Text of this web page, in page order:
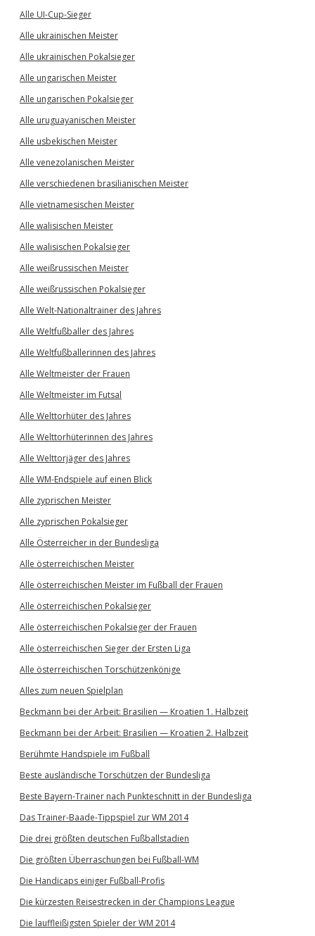
Alle UI-Cup-Sieger
Alle ukrainischen Meister
Alle ukrainischen Pokalsieger
Alle ungarischen Meister
Alle ungarischen Pokalsieger
Alle uruguayanischen Meister
Alle usbekischen Meister
Alle venezolanischen Meister
Alle verschiedenen brasilianischen Meister
Alle vietnamesischen Meister
Alle walisischen Meister
Alle walisischen Pokalsieger
Alle weißrussischen Meister
Alle weißrussischen Pokalsieger
Alle Welt-Nationaltrainer des Jahres
Alle Weltfußballer des Jahres
Alle Weltfußballerinnen des Jahres
Alle Weltmeister der Frauen
Alle Weltmeister im Futsal
Alle Welttorhüter des Jahres
Alle Welttorhüterinnen des Jahres
Alle Welttorjäger des Jahres
Alle WM-Endspiele auf einen Blick
Alle zyprischen Meister
Alle zyprischen Pokalsieger
Alle Österreicher in der Bundesliga
Alle österreichischen Meister
Alle österreichischen Meister im Fußball der Frauen
Alle österreichischen Pokalsieger
Alle österreichischen Pokalsieger der Frauen
Alle österreichischen Sieger der Ersten Liga
Alle österreichischen Torschützenkönige
Alles zum neuen Spielplan
Beckmann bei der Arbeit: Brasilien — Kroatien 1. Halbzeit
Beckmann bei der Arbeit: Brasilien — Kroatien 2. Halbzeit
Berühmte Handspiele im Fußball
Beste ausländische Torschützen der Bundesliga
Beste Bayern-Trainer nach Punkteschnitt in der Bundesliga
Das Trainer-Baade-Tippspiel zur WM 2014
Die drei größten deutschen Fußballstadien
Die größten Überraschungen bei Fußball-WM
Die Handicaps einiger Fußball-Profis
Die kürzesten Reisestrecken in der Champions League
Die lauffleißigsten Spieler der WM 2014